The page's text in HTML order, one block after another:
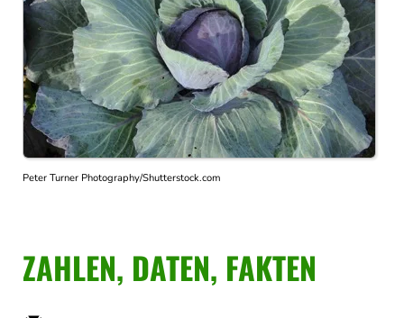
Peter Turner Photography/Shutterstock.com
ZAHLEN, DATEN, FAKTEN